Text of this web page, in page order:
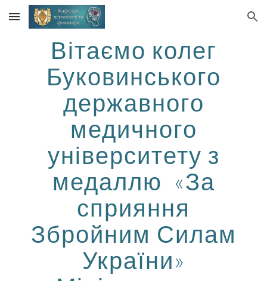
Skip to main content Skip to navigation
Вітаємо колег
Буковинського
державного
медичного
університету з
медаллю «За
сприяння
Збройним Силам
України»